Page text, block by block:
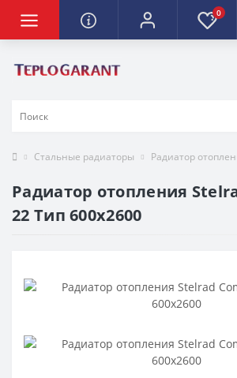
0
Стальные радиаторы Радиатор
Радиатор отопления
22 Тип 600х2600